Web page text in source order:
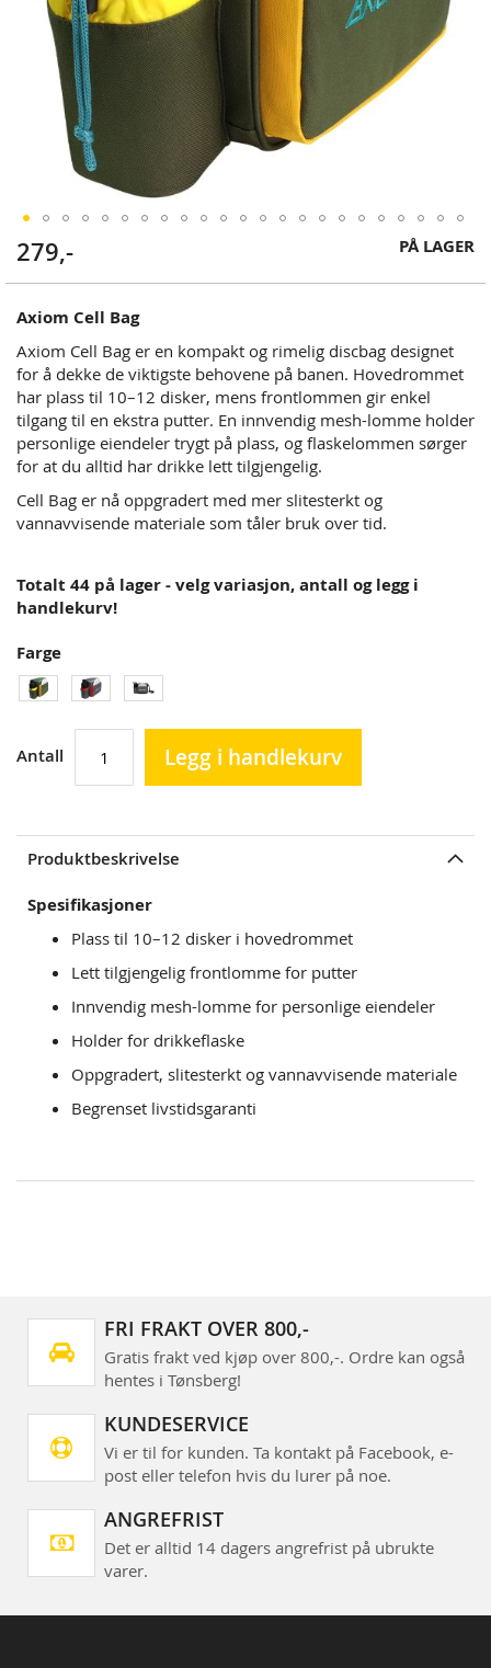
Skip
to
the
beginning
the
images
gallery
279,- PÅ LAGER
Axiom Cell Bag
Axiom Cell Bag er en kompakt og rimelig discbag designet
for å dekke de viktigste behovene på banen. Hovedrommet
har plass til 10–12 disker, mens frontlommen gir enkel
tilgang til en ekstra putter. En innvendig mesh-lomme holder
personlige eiendeler trygt på plass, og flaskelommen sørger
for at du alltid har drikke lett tilgjengelig.
Cell Bag er nå oppgradert med mer slitesterkt og
vannavvisende materiale som tåler bruk over tid.
Totalt 44 på lager - velg variasjon, antall og legg i
handlekurv!
Farge
Antall Legg i handlekurv
Produktbeskrivelse
Spesifikasjoner
Plass til 10–12 disker i hovedrommet
Lett tilgjengelig frontlomme for putter
Innvendig mesh-lomme for personlige eiendeler
Holder for drikkeflaske
Oppgradert, slitesterkt og vannavvisende materiale
Begrenset livstidsgaranti
FRI FRAKT OVER 800,-
Gratis frakt ved kjøp over 800,-. Ordre kan også
hentes i Tønsberg!
KUNDESERVICE
Vi er til for kunden. Ta kontakt på Facebook, e-
post eller telefon hvis du lurer på noe.
ANGREFRIST
Det er alltid 14 dagers angrefrist på ubrukte
varer.